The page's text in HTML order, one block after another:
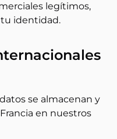
legítimos,
identidad.
se almacenan y
en nuestros